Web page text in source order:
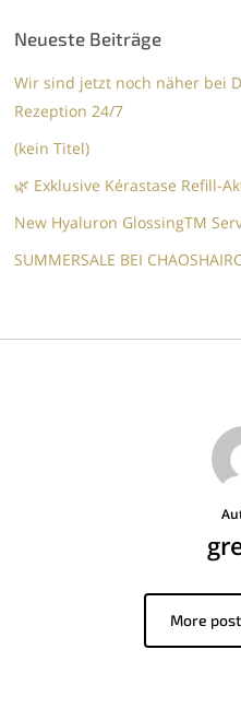
Neueste Beiträge
Wir sind jetzt noch näher bei
Rezeption 24/7
(kein Titel)
🌿 Exklusive Kérastase Refill-
New Hyaluron GlossingTM​
SUMMERSALE BEI
More